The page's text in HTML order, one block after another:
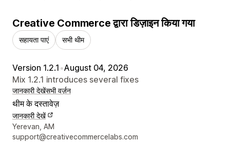
Creative Commerce द्वारा डिज़ाइन किया गया
सहायता पाएं सभी थीम
Version 1.2.1 •August 04, 2026
Mix 1.2.1 introduces several fixes
जानकारी देखेंसभी वर्ज़न
थीम के दस्तावेज़
जानकारी देखें
डिज़ाइनर के संपर्क की जानकारी
Yerevan, AM
support@creativecommercelabs.com